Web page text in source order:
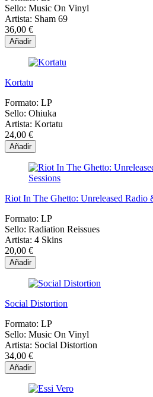
Sello: Music On Vinyl
Artista: Sham 69
36,00 €
Añadir
Kortatu
Formato: LP
Sello: Ohiuka
Artista: Kortatu
24,00 €
Añadir
Riot In The Ghetto: Unreleased Radio
Formato: LP
Sello: Radiation Reissues
Artista: 4 Skins
20,00 €
Añadir
Social Distortion
Formato: LP
Sello: Music On Vinyl
Artista: Social Distortion
34,00 €
Añadir